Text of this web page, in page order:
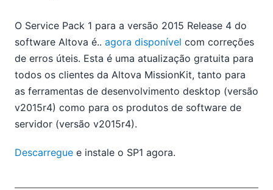
03
04
07
As vendas de tablets estagnaram – e por que razão não
deve preocupar-se
Bem-vindos ao novo blog da Altova
Manipulação de dados em aplicações móveis
O Service Pack 1 para a versão 2015 Release 4 do
software Altova é.. agora disponível com correções
de erros úteis. Esta é uma atualização gratuita para
todos os clientes da Altova MissionKit, tanto para
as ferramentas de desenvolvimento desktop (versão
v2015r4) como para os produtos de software de
servidor (versão v2015r4).
Descarregue e instale o SP1 agora.